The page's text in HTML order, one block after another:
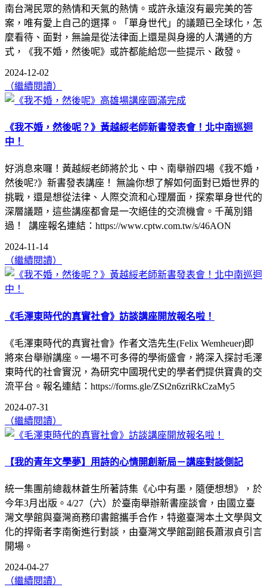
南台灣民眾的熱情和天氣的熱情。或許永遠沒有最完美的答
案，唯有愛上自己的選擇。「單身世代」的議題已全球化，怎
麼看待、面對，無論是從法律面上還是與身邊的人溝通的方
式，《我不婚，然後呢》或許都能給您一些提示、啟發。
2024-12-02
（繼續閱讀）
《我不婚，然後呢？》黃越綏老師新書發表會！北中南巡迴
中！
好消息來囉！黃越綏老師將於北、中、南舉辦四場《我不婚，
然後呢?》新書發表講座！ 無論你想了解如何面對已婚世界的
挑戰，還是想從法律、人際交流和心理層面，探索單身世代的
深層議題，這些講座都會是一次絕佳的交流機會。千萬別錯
過！ 講座報名連結：https://www.cptw.com.tw/s/46AON
2024-11-14
（繼續閱讀）
《毛澤東時代的真實社會》訪談講座開放報名啦！
《毛澤東時代的真實社會》作者文浩先生(Felix Wemheuer)即
將來台舉辦講座。一場不可多得的學術盛會，將深入探討毛澤
東時代的社會實況，為研究中國現代史的學者們提供寶貴的交
流平台。報名連結：https://forms.gle/ZSt2n6zriRkCzaMy5
2024-07-31
（繼續閱讀）
【我的青年文學夢】用詩的心情開創新局－講座對談側記
統一集團前總裁林蒼生所著詩集《心中有墨，隨便想想》，於
今年3月出版。4/27（六）於臺南舉辦新書座談會，由國立臺
灣文學館與臺灣商務印書館攜手合作，特邀臺灣本土文學與文
化的捍衛者李南衡進行對談，由臺灣文學館副館長蕭淑貞引言
開場。
2024-04-27
（繼續閱讀）